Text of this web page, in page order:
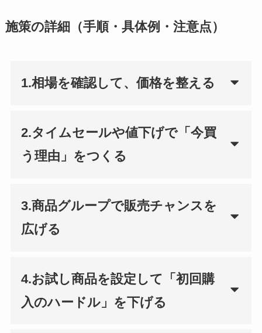
施策の詳細（手順・具体例・注意点）
1.相場を確認して、価格を整える
2.タイムセールや値下げで「今買
う理由」をつくる
3.商品グループで販売チャンスを
広げる
4.お試し商品を設定して「初回購
入のハードル」を下げる